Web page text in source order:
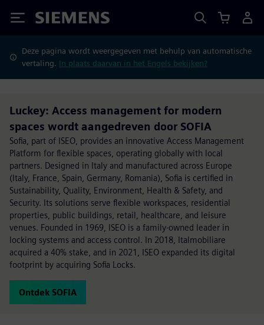
Siemens
Deze pagina wordt weergegeven met behulp van automatische
vertaling. In plaats daarvan in het Engels bekijken?
Luckey: Access management for modern
spaces wordt aangedreven door SOFIA
Sofia, part of ISEO, provides an innovative Access Management
Platform for flexible spaces, operating globally with local
partners. Designed in Italy and manufactured across Europe
(Italy, France, Spain, Germany, Romania), Sofia is certified in
Sustainability, Quality, Environment, Health & Safety, and
Security. Its solutions serve flexible workspaces, residential
properties, public buildings, retail, healthcare, and leisure
venues. Founded in 1969, ISEO is a family-owned leader in
locking systems and access control. In 2018, Italmobiliare
acquired a 40% stake, and in 2021, ISEO expanded its digital
footprint by acquiring Sofia Locks.
Ontdek SOFIA